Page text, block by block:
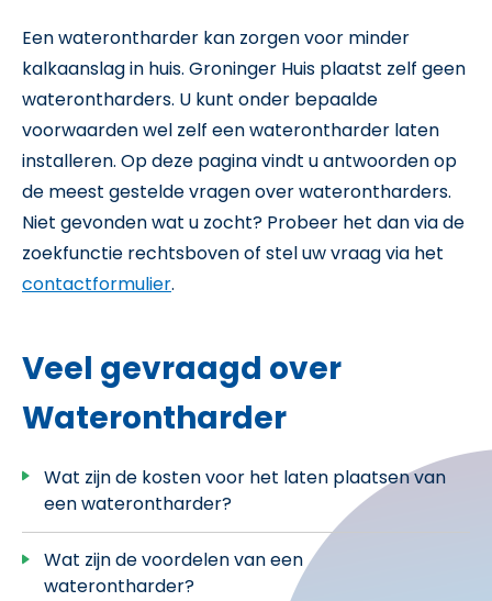
Een waterontharder kan zorgen voor minder
kalkaanslag in huis. Groninger Huis plaatst zelf geen
waterontharders. U kunt onder bepaalde
voorwaarden wel zelf een waterontharder laten
installeren. Op deze pagina vindt u antwoorden op
de meest gestelde vragen over waterontharders.
Niet gevonden wat u zocht? Probeer het dan via de
zoekfunctie rechtsboven of stel uw vraag via het
contactformulier.
Veel gevraagd over
Waterontharder
Wat zijn de kosten voor het laten plaatsen van
een waterontharder?
Wat zijn de voordelen van een
waterontharder?